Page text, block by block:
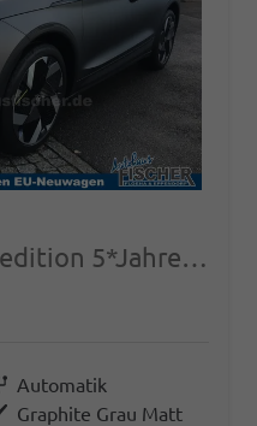
RS 130 4x4 Sonderedition 5*Jahre Garantie
GetriebeAutomatik
AußenfarbeGraphite Grau Matt